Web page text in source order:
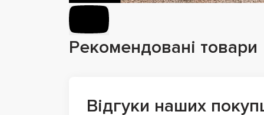
Рекомендовані товари
Відгуки наших